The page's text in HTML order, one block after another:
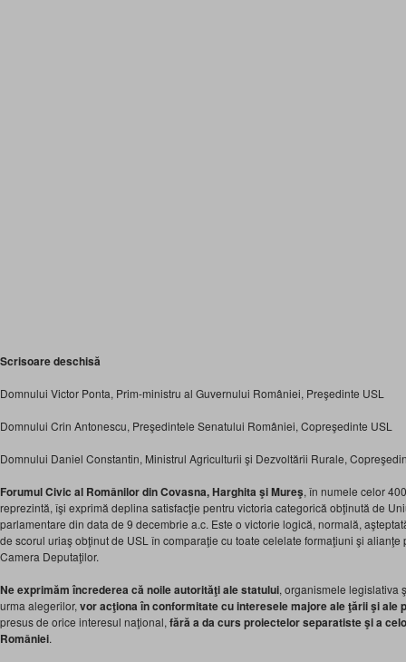
Scrisoare deschisă
Domnului Victor Ponta, Prim-ministru al Guvernului României, Preşedinte USL
Domnului Crin Antonescu, Preşedintele Senatului României, Copreşedinte USL
Domnului Daniel Constantin, Ministrul Agriculturii şi Dezvoltării Rurale,
Forumul Civic al Românilor din Covasna, Harghita şi Mureş, în numele celor
reprezintă, îşi exprimă deplina satisfacţie pentru victoria categorică obţinută de
parlamentare din data de 9 decembrie a.c. Este o victorie logică, normală,
de scorul uriaş obţinut de USL în comparaţie cu toate celelate formaţiuni şi alianţe
Camera Deputaţilor.
Ne exprimăm încrederea că noile autorităţi ale statului, organismele legislativa
urma alegerilor, vor acţiona în conformitate cu interesele majore ale ţării şi ale
presus de orice interesul naţional, fără a da curs proiectelor separatiste şi a
României.